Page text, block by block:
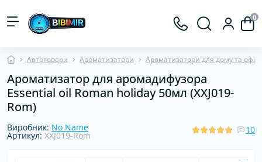
0
Автотовари Ароматизатори Ароматизатори для дому та офісу
Ароматизатор для аромадифузора
Essential oil Roman holiday 50мл (XXJ019-
Rom)
Виробник: No Name
Артикул: XXJ019-Rom
10